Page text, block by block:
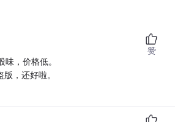
味，价格低。
，还好啦。
赞